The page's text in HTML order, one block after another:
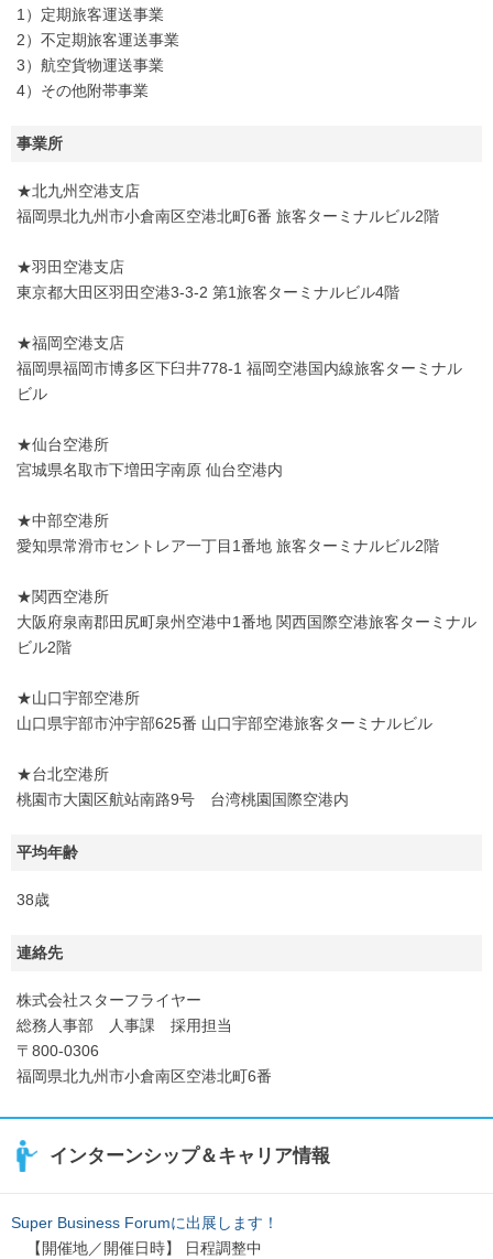
1）定期旅客運送事業
2）不定期旅客運送事業
3）航空貨物運送事業
4）その他附帯事業
事業所
★北九州空港支店
福岡県北九州市小倉南区空港北町6番 旅客ターミナルビル2階
★羽田空港支店
東京都大田区羽田空港3-3-2 第1旅客ターミナルビル4階
★福岡空港支店
福岡県福岡市博多区下臼井778-1 福岡空港国内線旅客ターミナル
ビル
★仙台空港所
宮城県名取市下増田字南原 仙台空港内
★中部空港所
愛知県常滑市セントレア一丁目1番地 旅客ターミナルビル2階
★関西空港所
大阪府泉南郡田尻町泉州空港中1番地 関西国際空港旅客ターミナル
ビル2階
★山口宇部空港所
山口県宇部市沖宇部625番 山口宇部空港旅客ターミナルビル
★台北空港所
桃園市大園区航站南路9号 台湾桃園国際空港内
平均年齢
38歳
連絡先
株式会社スターフライヤー
総務人事部 人事課 採用担当
〒800-0306
福岡県北九州市小倉南区空港北町6番
インターンシップ＆キャリア情報
Super Business Forumに出展します！
【開催地／開催日時】 日程調整中